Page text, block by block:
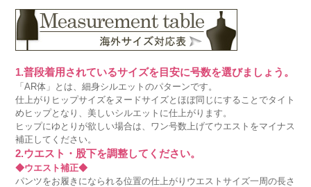
1.普段着用されているサイズを目安に号数を選びましょう。
「AR体」とは、細身シルエットのパターンです。
仕上がりヒップサイズをヌードサイズとほぼ同じにすることでタイト
めヒップとなり、美しいシルエットに仕上がります。
ヒップにゆとりが欲しい場合は、ワン号数上げてウエストをマイナス
補正してください。
2.ウエスト・股下を調整してください。
◆ウエスト補正◆
パンツをお履きになられる位置の仕上がりウエストサイズ一周の長さ